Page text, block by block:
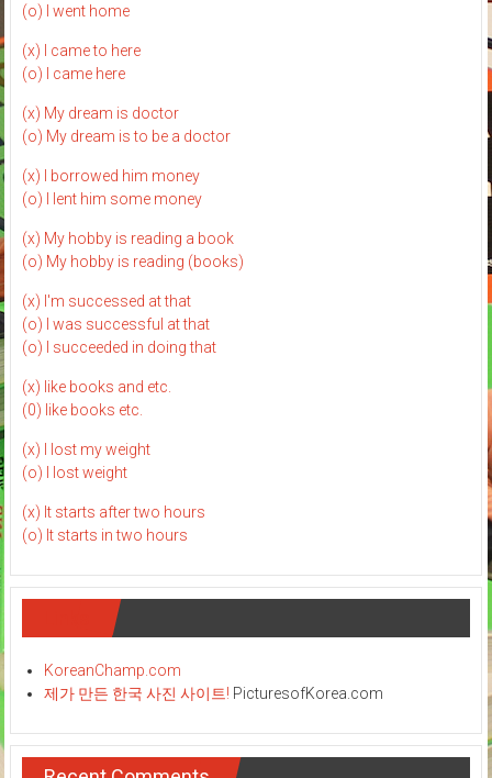
(o) I went home
(x) I came to here
(o) I came here
(x) My dream is doctor
(o) My dream is to be a doctor
(x) I borrowed him money
(o) I lent him some money
(x) My hobby is reading a book
(o) My hobby is reading (books)
(x) I'm successed at that
(o) I was successful at that
(o) I succeeded in doing that
(x) like books and etc.
(0) like books etc.
(x) I lost my weight
(o) I lost weight
(x) It starts after two hours
(o) It starts in two hours
KoreanChamp.com
제가 만든 한국 사진 사이트! PicturesofKorea.com